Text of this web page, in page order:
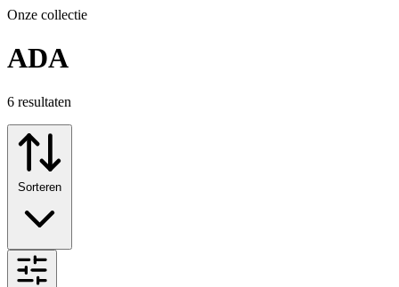
Onze collectie
ADA
6 resultaten
Sorteren